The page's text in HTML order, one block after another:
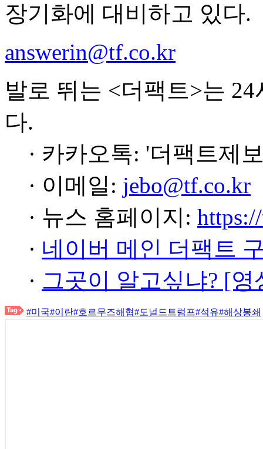
장기화에 대비하고 있다.
answerin@tf.co.kr
발로 뛰는 <더팩트>는
다.
· 카카오톡: '더팩트제
· 이메일: jebo@tf.co.kr
· 뉴스 홈페이지:
· 네이버 메인 더팩트
· 그곳이 알고싶냐? [
#미국#이란#호르무즈해협#도널드트럼프#석유#해상봉쇄